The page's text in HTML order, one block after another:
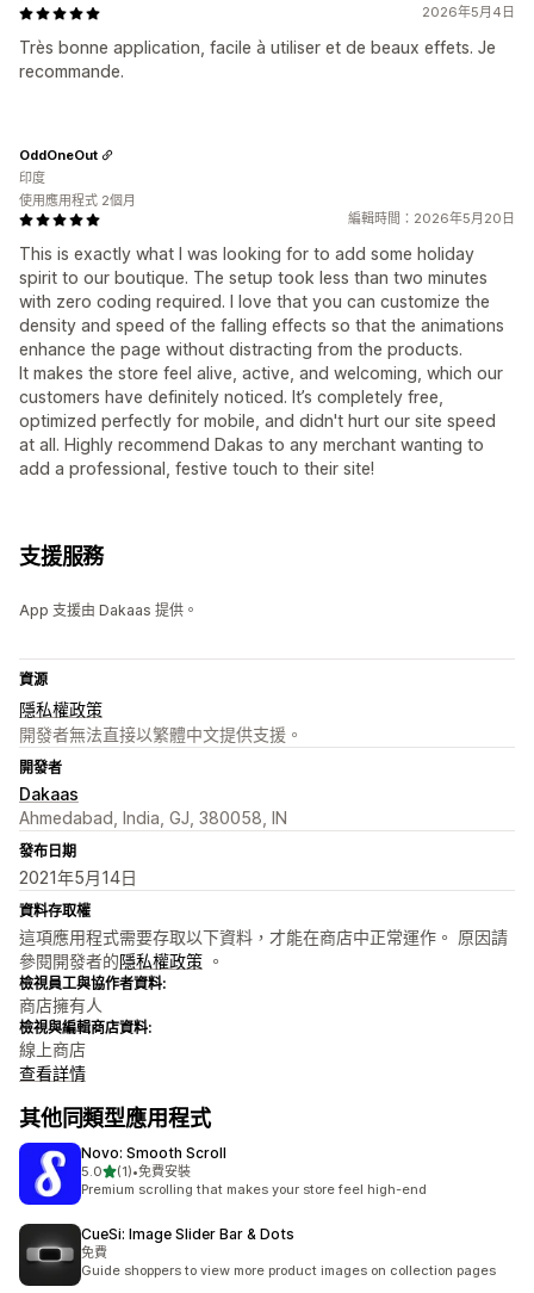
2026年5月4日
Très bonne application, facile à utiliser et de beaux effets. Je
recommande.
編輯時間：2026年5月20日
This is exactly what I was looking for to add some holiday
spirit to our boutique. The setup took less than two minutes
with zero coding required. I love that you can customize the
density and speed of the falling effects so that the animations
enhance the page without distracting from the products.
It makes the store feel alive, active, and welcoming, which our
customers have definitely noticed. It’s completely free,
optimized perfectly for mobile, and didn't hurt our site speed
at all. Highly recommend Dakas to any merchant wanting to
add a professional, festive touch to their site!
OddOneOut
印度
使用應用程式 2個月
支援服務
App 支援由 Dakaas 提供。
資源
隱私權政策
開發者無法直接以繁體中文提供支援。
開發者
Dakaas
Ahmedabad, India, GJ, 380058, IN
發布日期
2021年5月14日
資料存取權
這項應用程式需要存取以下資料，才能在商店中正常運作。 原因請
參閱開發者的隱私權政策 。
檢視員工與協作者資料:
商店擁有人
檢視與編輯商店資料:
線上商店
查看詳情
其他同類型應用程式
Novo: Smooth Scroll
5.0滿分 5 顆星
(1)
共有 1 則評價
•免費安裝
Premium scrolling that makes your store feel high-end
CueSi: Image Slider Bar & Dots
免費
Guide shoppers to view more product images on collection pages